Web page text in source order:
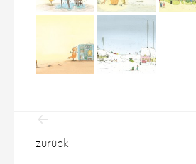
Beitragsnavigation
zurück